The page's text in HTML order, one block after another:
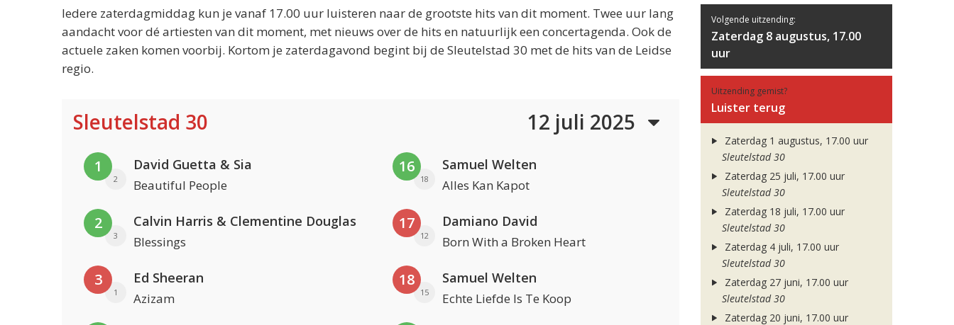
Iedere zaterdagmiddag kun je vanaf 17.00 uur luisteren naar de grootste hits van dit moment. Twee uur lang
aandacht voor dé artiesten van dit moment, met nieuws over de hits en natuurlijk een concertagenda. Ook de
actuele zaken komen voorbij. Kortom je zaterdagavond begint bij de Sleutelstad 30 met de hits van de Leidse
regio.
Sleutelstad 30 12 juli 2025
1
2
David Guetta & Sia
Beautiful People
2
3
Calvin Harris & Clementine Douglas
Blessings
3
1
Ed Sheeran
Azizam
16
18
Samuel Welten
Alles Kan Kapot
17
12
Damiano David
Born With a Broken Heart
18
15
Samuel Welten
Echte Liefde Is Te Koop
Volgende uitzending:
Zaterdag 8 augustus, 17.00
uur
Uitzending gemist?
Luister terug
Zaterdag 1 augustus, 17.00 uur
Sleutelstad 30
Zaterdag 25 juli, 17.00 uur
Sleutelstad 30
Zaterdag 18 juli, 17.00 uur
Sleutelstad 30
Zaterdag 4 juli, 17.00 uur
Sleutelstad 30
Zaterdag 27 juni, 17.00 uur
Sleutelstad 30
Zaterdag 20 juni, 17.00 uur